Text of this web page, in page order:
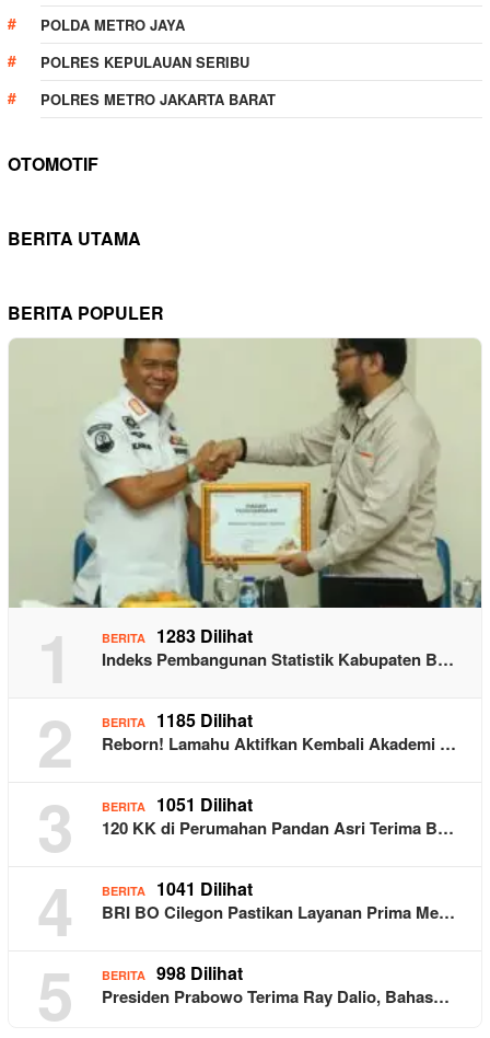
POLDA METRO JAYA
POLRES KEPULAUAN SERIBU
POLRES METRO JAKARTA BARAT
OTOMOTIF
BERITA UTAMA
BERITA POPULER
1 BERITA 1283 Dilihat
Indeks Pembangunan Statistik Kabupaten B…
2 BERITA 1185 Dilihat
Reborn! Lamahu Aktifkan Kembali Akademi …
3 BERITA 1051 Dilihat
120 KK di Perumahan Pandan Asri Terima B…
4 BERITA 1041 Dilihat
BRI BO Cilegon Pastikan Layanan Prima Me…
5 BERITA 998 Dilihat
Presiden Prabowo Terima Ray Dalio, Bahas…